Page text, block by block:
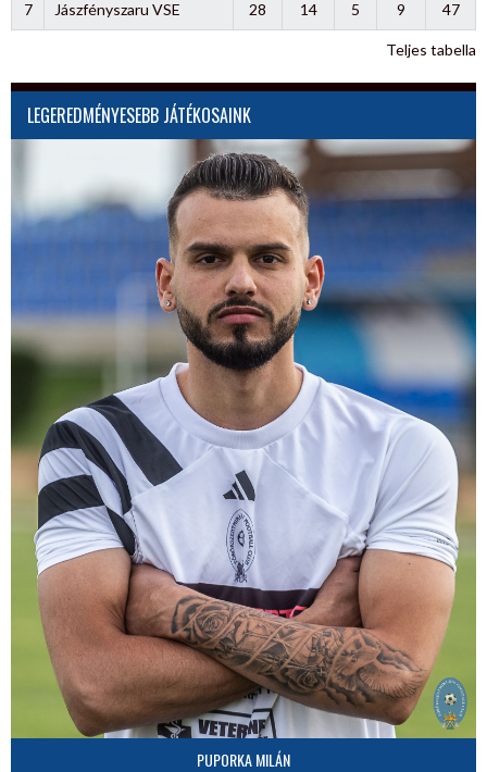
7 Jászfényszaru VSE 28 14 5 9 47
Teljes tabella
LEGEREDMÉNYESEBB JÁTÉKOSAINK
PUPORKA MILÁN